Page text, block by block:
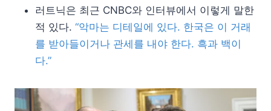
러트닉은 최근 CNBC와 인터뷰에서 이렇게 말한
적 있다. “악마는 디테일에 있다. 한국은 이 거래
를 받아들이거나 관세를 내야 한다. 흑과 백이
다.”